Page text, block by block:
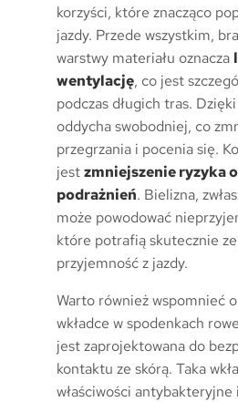
korzyści, które znacząco
jazdy. Przede wszystkim,
warstwy materiału oznacza
wentylację, co jest
podczas długich tras.
oddycha swobodniej, co
przegrzania i pocenia się.
jestzmniejszenie ryzyka
podrażnień. Bielizna,
może powodować
które potrafią skutecznie
przyjemność z jazdy.
Warto również wspomnieć
wkładce w spodenkach
jest zaprojektowana do
kontaktu ze skórą. Taka
właściwości